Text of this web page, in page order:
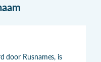
door Rusnames, is